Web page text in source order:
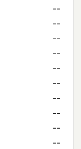
--
--
--
--
--
--
--
--
--
--